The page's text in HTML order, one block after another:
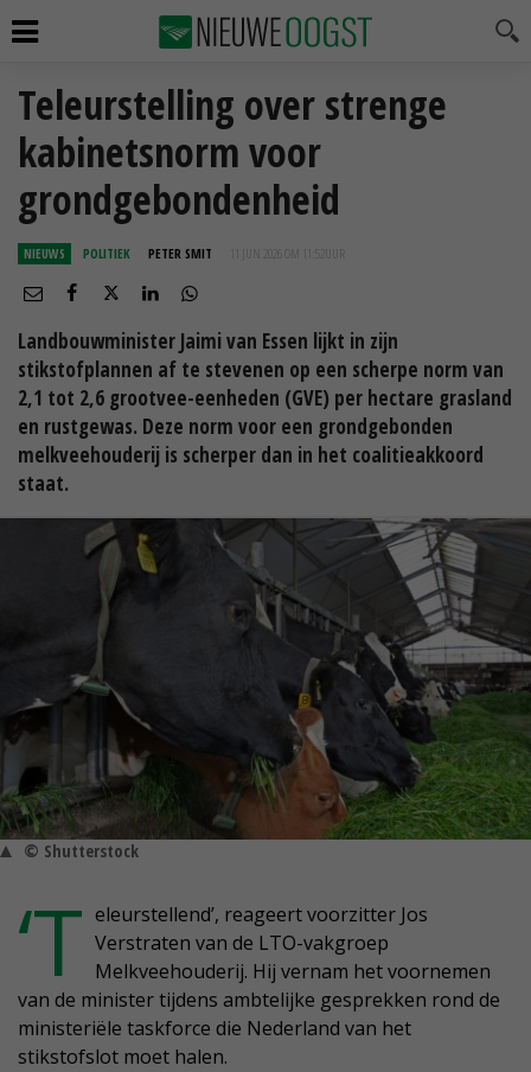
Teleurstelling over strenge
kabinetsnorm voor
grondgebondenheid
NIEUWS POLITIEK PETER SMIT 11 JUN 2026 OM 11:52
Landbouwminister Jaimi van Essen lijkt in zijn
stikstofplannen af te stevenen op een scherpe norm van
2,1 tot 2,6 grootvee-eenheden (GVE) per hectare grasland
en rustgewas. Deze norm voor een grondgebonden
melkveehouderij is scherper dan in het coalitieakkoord
staat.
© Shutterstock
‘T eleurstellend’, reageert voorzitter Jos
Verstraten van de LTO-vakgroep
Melkveehouderij. Hij vernam het voornemen
van de minister tijdens ambtelijke gesprekken rond de
ministeriële taskforce die Nederland van het
stikstofslot moet halen.